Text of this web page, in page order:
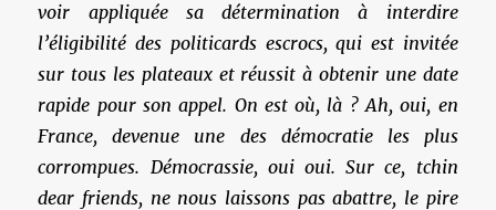
voir appliquée sa détermination à interdire
l’éligibilité des politicards escrocs, qui est invitée
sur tous les plateaux et réussit à obtenir une date
rapide pour son appel. On est où, là ? Ah, oui, en
France, devenue une des démocratie les plus
corrompues. Démocrassie, oui oui. Sur ce, tchin
dear friends, ne nous laissons pas abattre, le pire